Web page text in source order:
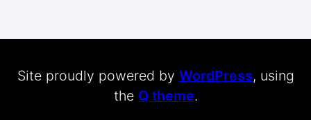
Site proudly powered by WordPress, using
the Q theme.